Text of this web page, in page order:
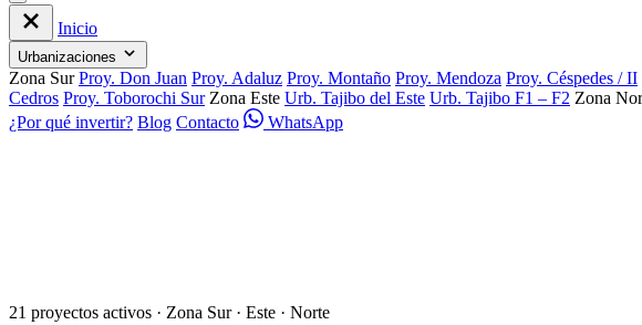
Inicio
Urbanizaciones
Zona Sur Proy. Don Juan Proy. Adaluz Proy. Montaño Proy. Mendoza Proy. Céspedes / II
Cedros Proy. Toborochi Sur Zona Este Urb. Tajibo del Este Urb. Tajibo F1 – F2 Zona
¿Por qué invertir? Blog Contacto WhatsApp
21 proyectos activos · Zona Sur · Este · Norte